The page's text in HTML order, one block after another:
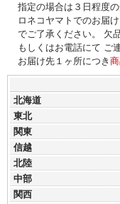
指定の場合は３日程度
ロネコヤマトでのお届
でご了承ください。 欠
もしくはお電話にて ご
お届け先１ヶ所につき
北海道
東北
関東
信越
北陸
中部
関西